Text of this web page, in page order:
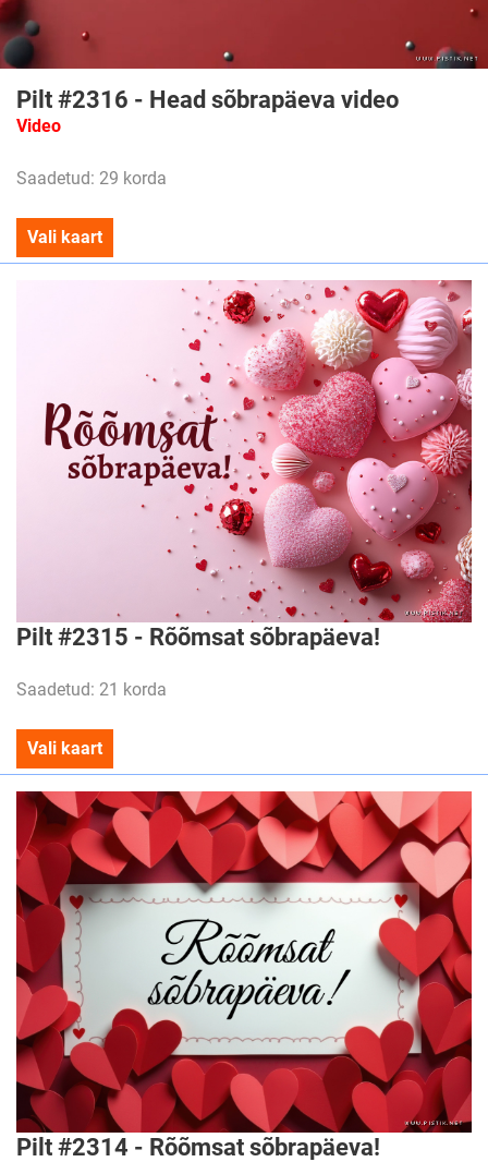
Pilt #2316 - Head sõbrapäeva video
Video
Saadetud: 29 korda
Vali kaart
Pilt #2315 - Rõõmsat sõbrapäeva!
Saadetud: 21 korda
Vali kaart
Pilt #2314 - Rõõmsat sõbrapäeva!